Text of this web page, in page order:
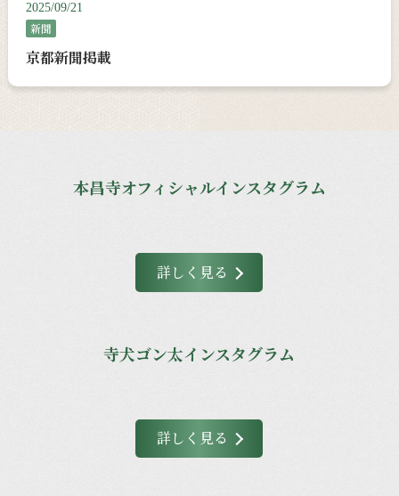
2025/09/21
新聞
京都新聞掲載
本昌寺オフィシャルインスタグラム
詳しく見る
寺犬ゴン太インスタグラム
詳しく見る